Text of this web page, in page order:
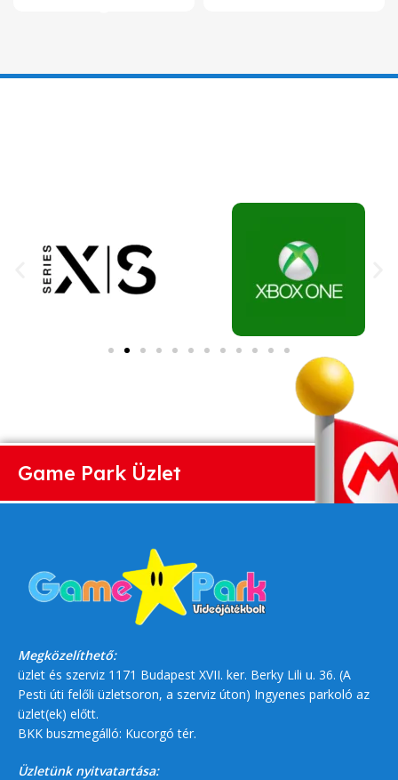
Game Park Üzlet
Megközelíthető:
üzlet és szerviz 1171 Budapest XVII. ker. Berky Lili u. 36. (A
Pesti úti felőli üzletsoron, a szerviz úton) Ingyenes parkoló az
üzlet(ek) előtt.
BKK buszmegálló: Kucorgó tér.
Üzletünk nyitvatartása: